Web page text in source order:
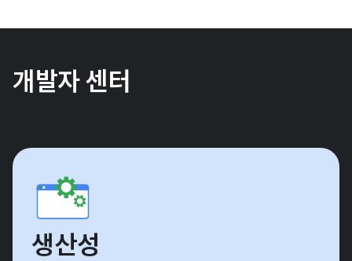
개발자 센터
생산성